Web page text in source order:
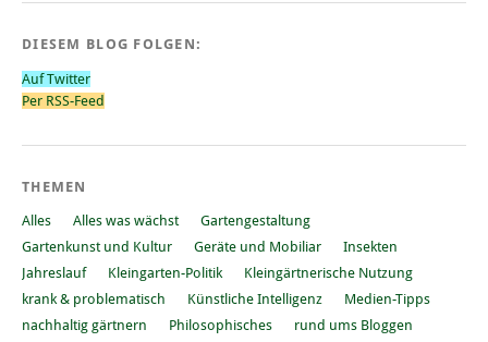
DIESEM BLOG FOLGEN:
Auf Twitter
Per RSS-Feed
THEMEN
Alles Alles was wächst
Gartengestaltung
Gartenkunst und Kultur
Geräte und Mobiliar
Insekten
Jahreslauf
Kleingarten-Politik
Kleingärtnerische Nutzung
krank & problematisch
Künstliche Intelligenz
Medien-Tipps
nachhaltig gärtnern
Philosophisches
rund ums Bloggen